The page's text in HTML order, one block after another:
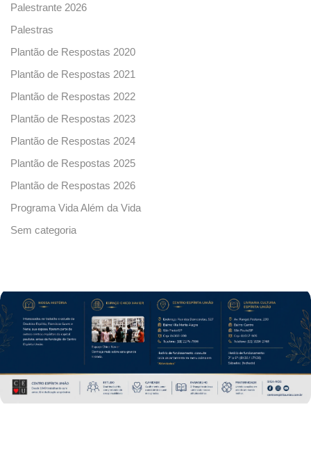
Palestrante 2026
Palestras
Plantão de Respostas 2020
Plantão de Respostas 2021
Plantão de Respostas 2022
Plantão de Respostas 2023
Plantão de Respostas 2024
Plantão de Respostas 2025
Plantão de Respostas 2026
Programa Vida Além da Vida
Sem categoria